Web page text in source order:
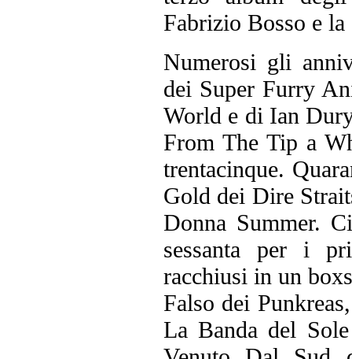
Fabrizio Bosso e
Numerosi gli
dei Super Furry
World e di Ian
From The Tip a
trentacinque.
Gold dei Dire
Donna Summer.
sessanta per i
racchiusi in un
Falso dei
La Banda del